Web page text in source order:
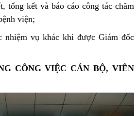
tổng kết và báo cáo công tác chăm
viện;
nhiệm vụ khác khi được Giám đốc
CÔNG VIỆC CÁN BỘ, VIÊN